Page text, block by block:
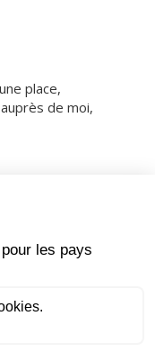
place,
de moi,
vas.
? »
Vie ;
par moi. »